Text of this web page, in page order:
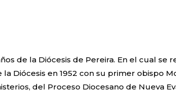
de la Diócesis de Pereira. En el cual se
Diócesis en 1952 con su primer obispo
del Proceso Diocesano de Nueva